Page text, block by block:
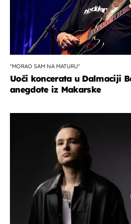
''MORAO SAM NA MATURU''
Uoči koncerata u Dalmaciji
anegdote iz Makarske